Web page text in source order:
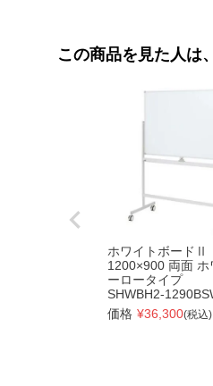
この商品を見た人は
ホワイトボードⅡ
1200×900 両面 ホ
ーロータイプ
SHWBH2-
価格 ¥36,300(税込)